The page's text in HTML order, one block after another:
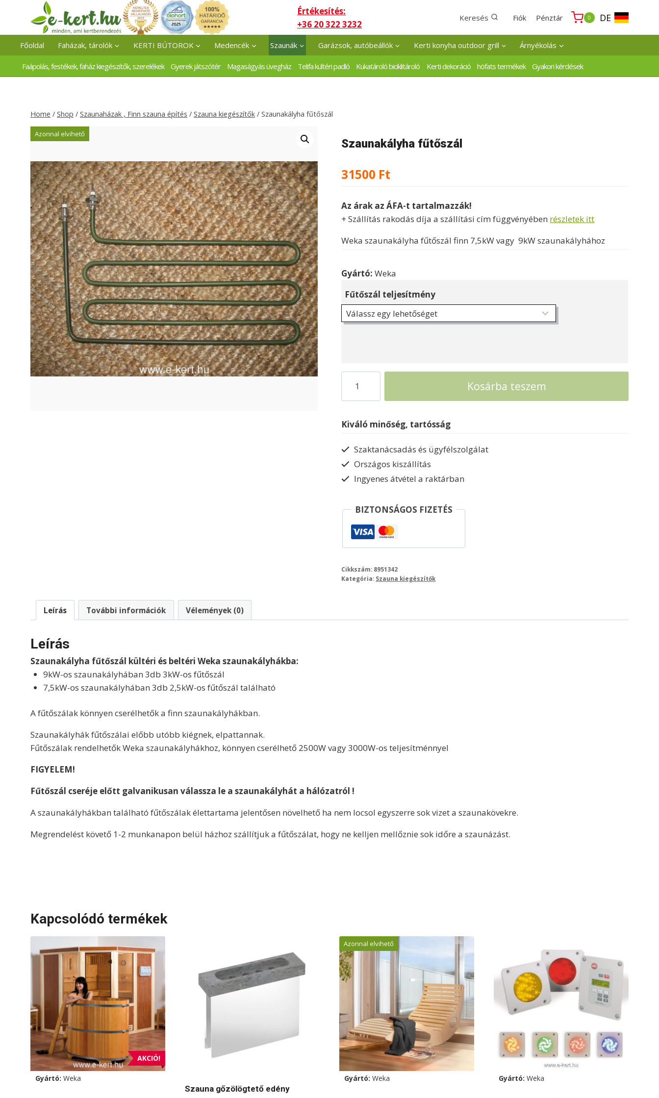
content
Értékesítés:
+36 20 322 3232
Keresés Fiók Pénztár 0 DE
Főoldal Faházak, tárolók KERTI BÚTOROK Medencék Szaunák Garázsok, autóbeállók Kerti konyha outdoor grill Árnyékolás
Faápolás, festékek, faház kiegészítők, szerelékek Gyerek játszótér Magaságyás üvegház Telifa kültéri padló Kukatároló biciklitároló Kerti dekoráció höfats termékek Gyakori kérdések
Home / Shop / Szaunaházak , Finn szauna építés / Szauna kiegészítők / Szaunakályha fűtőszál
Azonnal elvihető
Szaunakályha fűtőszál
31500 Ft
Az árak az ÁFA-t tartalmazzák!
+ Szállítás rakodás díja a szállítási cím függvényében részletek itt
Weka szaunakályha fűtőszál finn 7,5kW vagy 9kW szaunakályhához
Gyártó:Weka
Fűtőszál teljesítmény
fűtőszál
mennyiség
Kosárba teszem
Kiváló minőség, tartósság
Szaktanácsadás és ügyfélszolgálat
Országos kiszállítás
Ingyenes átvétel a raktárban
BIZTONSÁGOS FIZETÉS
Cikkszám: 8951342
Kategória: Szauna kiegészítők
Leírás További információk Vélemények (0)
Leírás
Szaunakályha fűtőszál kültéri és beltéri Weka szaunakályhákba:
9kW-os szaunakályhában 3db 3kW-os fűtőszál
7,5kW-os szaunakályhában 3db 2,5kW-os fűtőszál található
A fűtőszálak könnyen cserélhetők a finn szaunakályhákban.
Szaunakályhák fűtőszálai előbb utóbb kiégnek, elpattannak.
Fűtőszálak rendelhetők Weka szaunakályhákhoz, könnyen cserélhető 2500W vagy 3000W-os teljesítménnyel
FIGYELEM!
Fűtőszál cseréje előtt galvanikusan válassza le a szaunakályhát a hálózatról !
A szaunakályhákban található fűtőszálak élettartama jelentősen növelhető ha nem locsol egyszerre sok vizet a szaunakövekre.
Megrendelést követő 1-2 munkanapon belül házhoz szállítjuk a fűtőszálat, hogy ne kelljen mellőznie sok időre a szaunázást.
Kapcsolódó termékek
AKCIÓ!
Gyártó: Weka
Szauna gőzölögtető edény
Azonnal elvihető
Gyártó: Weka Gyártó: Weka